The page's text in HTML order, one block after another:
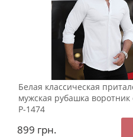
Белая классическая
мужская рубашка воротник
Р-1474
899 грн.